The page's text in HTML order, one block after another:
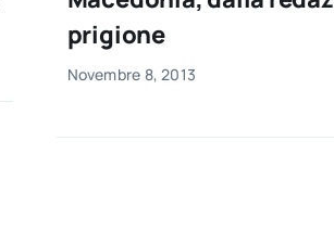
prigione
Novembre 8, 2013